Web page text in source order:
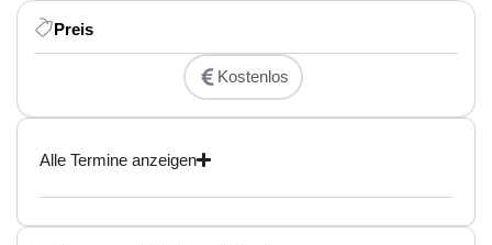
Preis
Kostenlos
Alle Termine anzeigen